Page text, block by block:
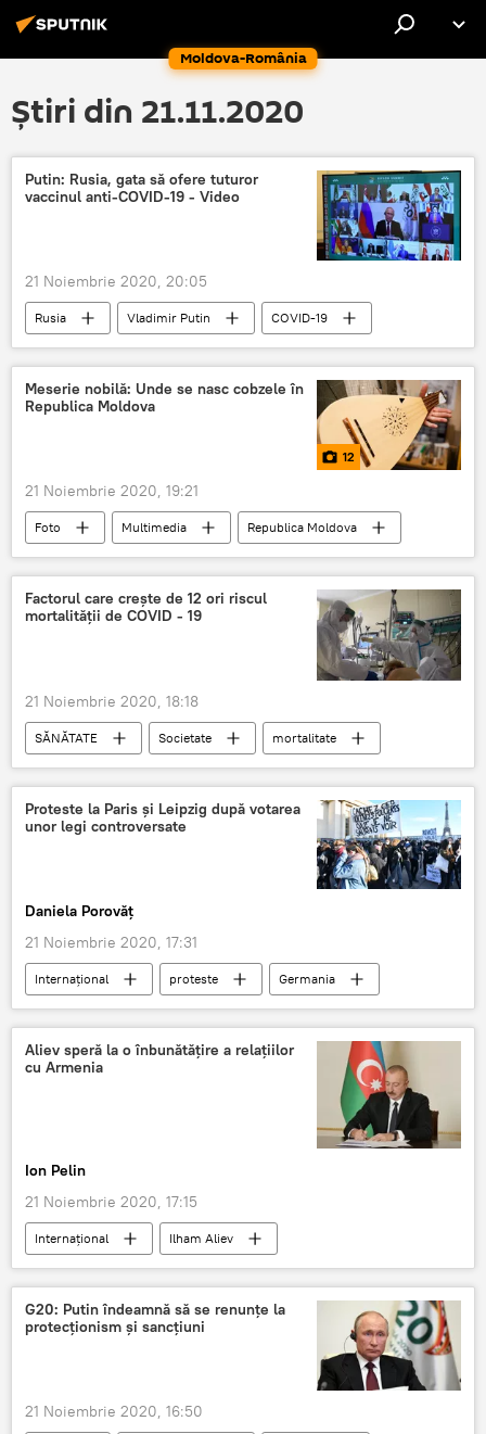
Moldova-România
Știri din 21.11.2020
Putin: Rusia, gata să ofere tuturor
vaccinul anti-COVID-19 - Video
21 Noiembrie 2020, 20:05
Rusia Vladimir Putin COVID-19
Meserie nobilă: Unde se nasc cobzele în
Republica Moldova
12
21 Noiembrie 2020, 19:21
Foto Multimedia Republica Moldova
Factorul care crește de 12 ori riscul
mortalității de COVID - 19
21 Noiembrie 2020, 18:18
SĂNĂTATE Societate
mortalitate
COVID-19
Proteste la Paris și Leipzig după votarea
unor legi controversate
Daniela Porovăț
21 Noiembrie 2020, 17:31
Internaţional proteste
Germania
Paris
Aliev speră la o înbunătățire a relațiilor
cu Armenia
Ion Pelin
21 Noiembrie 2020, 17:15
Internaţional Ilham Aliev
G20: Putin îndeamnă să se renunțe la
protecționism și sancțiuni
21 Noiembrie 2020, 16:50